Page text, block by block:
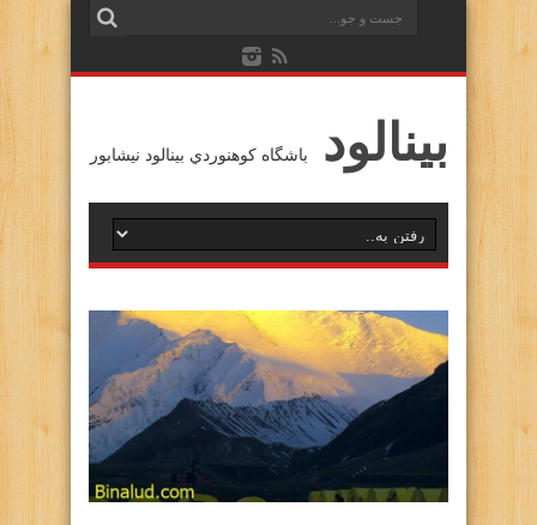
بينالود باشگاه كوهنوردي بينالود نيشابور